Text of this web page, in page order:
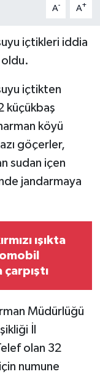
A- A+
içtikleri iddia
içtikten
küçükbaş
köyü
göçerler,
sudan içen
jandarmaya
ışıkta
çarpıştı
Müdürlüğü
İl
olan 32
numune